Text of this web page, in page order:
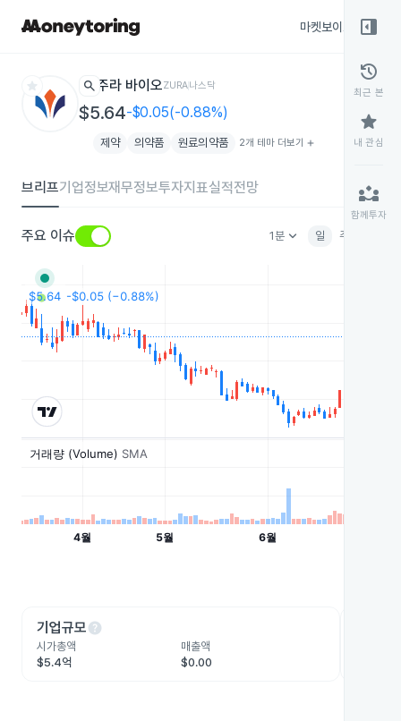
마켓보이스
star search 주라 바이오ZURA나스닥
$5.64-$0.05(-0.88%)
제약 의약품 원료의약품 2개 테마 더보기 add
브리프기업정보재무정보투자지표실적전망
주요 이슈 1분keyboard_arrow_down 일 주
기업규모help
시가총액
$5.4억
매출액
$0.00
right_panel_open
history
최근 본
star
내 관심
partner_exchange
함께투자